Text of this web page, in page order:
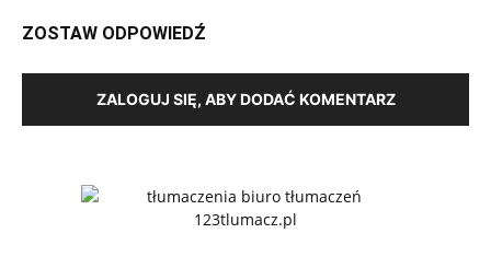
ZOSTAW ODPOWIEDŹ
ZALOGUJ SIĘ, ABY DODAĆ KOMENTARZ